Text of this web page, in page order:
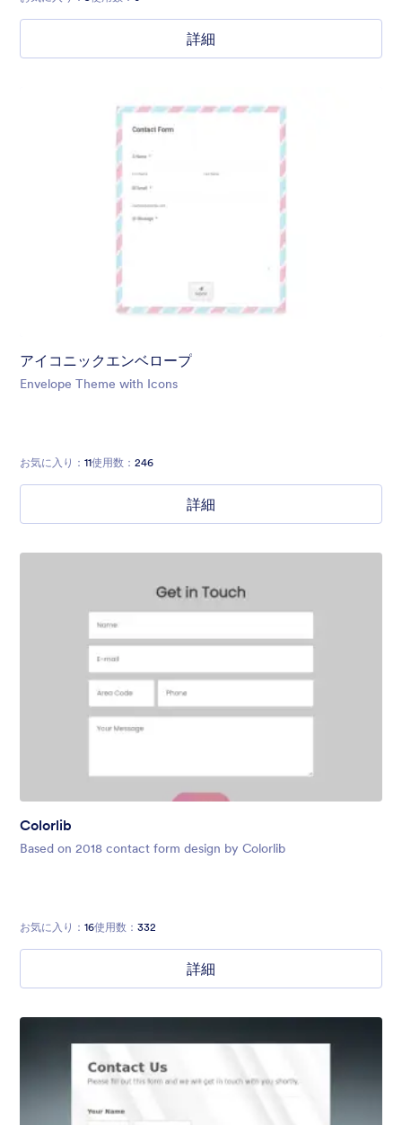
詳細
アイコニックエンベロープ
Envelope Theme with Icons
お気に入り： 11使用数： 246
詳細
Colorlib
Based on 2018 contact form design by Colorlib
お気に入り： 16使用数： 332
詳細